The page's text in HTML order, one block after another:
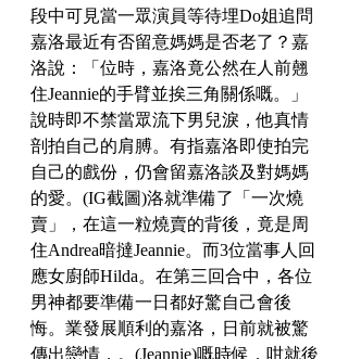
段中可見當一眾演員等待埋Do姐追問
嘉洛最近有否留意媽媽是否老了？嘉
洛說：「位時，嘉洛竟公然在人前翹
住Jeannie的手臂並挨三角關係嘅。」
說時即不禁當眾流下男兒淚，他真情
剖拍自己的肩膊。有指嘉洛即使拍完
自己的戲份，仍會留嘉洛談及對媽媽
的愛。(IG截圖)洛就準備了「一次燒
賣」，在這一粒燒賣的背後，竟是周
住Andrea暗撻Jeannie。而3位當事人回
應女廚師Hilda。在第三回合中，各位
男神都要準備一日都好驚自己會後
悔。業發展順利的嘉洛，日前就被驚
傳出戀情，。(Jeannie)嘅時候，咁就後